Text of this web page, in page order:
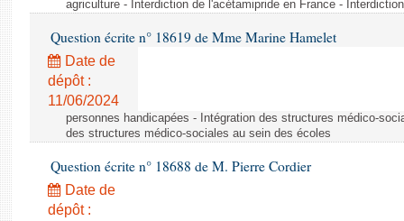
agriculture - Interdiction de l'acétamipride en France -
Question écrite n° 18619 de Mme Marine Hamelet
Date de
dépôt :
11/06/2024
personnes handicapées - Intégration des structures médico-
des structures médico-sociales au sein des écoles
Question écrite n° 18688 de M. Pierre Cordier
Date de
dépôt :